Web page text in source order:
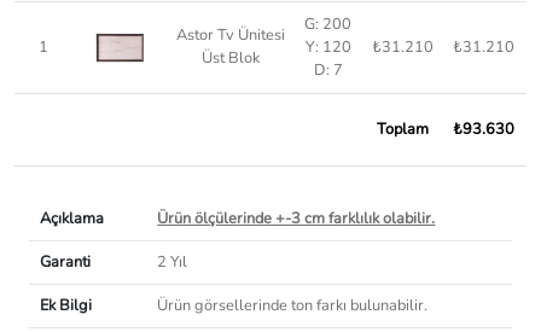
1
Astor Tv Ünitesi
Üst Blok
G: 200
Y: 120
D: 7
₺31.210 ₺31.210
Toplam ₺93.630
Açıklama
Ürün ölçülerinde +-3 cm farklılık olabilir.
Garanti
2 Yıl
Ek Bilgi
Ürün görsellerinde ton farkı bulunabilir.